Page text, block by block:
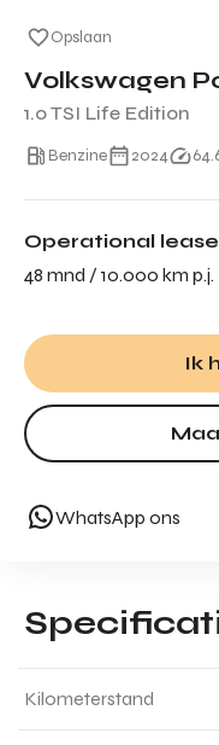
Opslaan
Volkswagen
1.0 TSI Life Edition
Benzine 2024
Operational lease
48 mnd / 10.000 km p.j.
Ik
WhatsApp ons
Kilometerstand